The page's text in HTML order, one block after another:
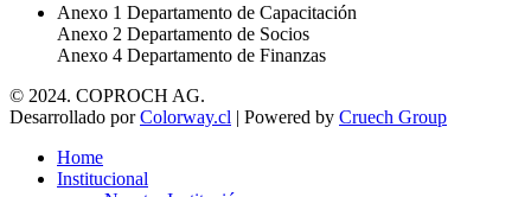
Anexo 1 Departamento de Capacitación
Anexo 2 Departamento de Socios
Anexo 4 Departamento de Finanzas
© 2024. COPROCH AG.
Desarrollado porColorway.cl | Powered by Cruech Group
Home
Institucional